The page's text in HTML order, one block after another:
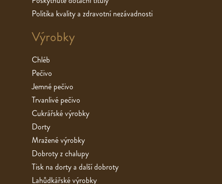
Politika kvality a zdravotní nezávadnosti
Výrobky
Chléb
Pečivo
Jemné pečivo
Trvanlivé pečivo
Cukrářské výrobky
Dorty
Mražené výrobky
Dobroty z chalupy
Tisk na dorty a další dobroty
Lahůdkářské výrobky